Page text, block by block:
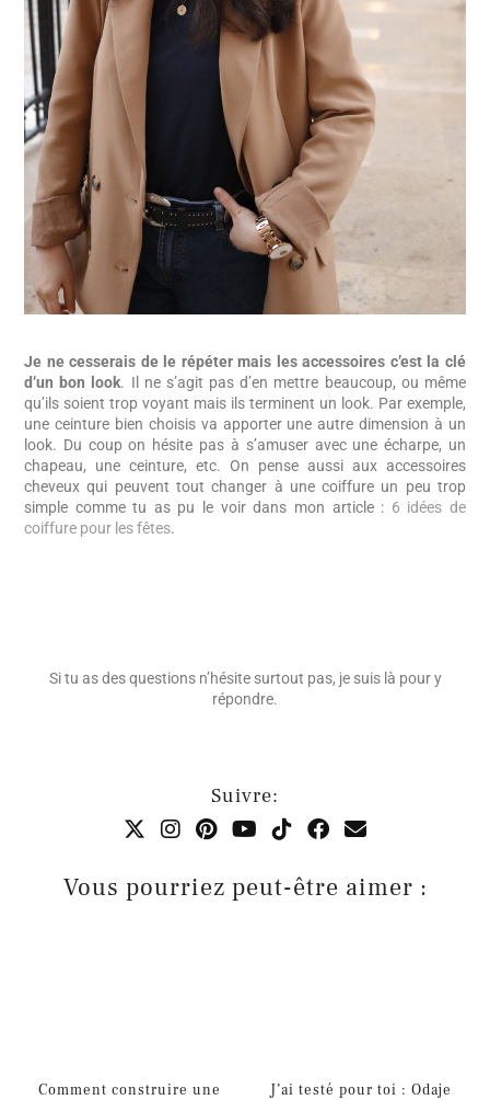
Je ne cesserais de le répéter mais les accessoires c’est la clé
d’un bon look. Il ne s’agit pas d’en mettre beaucoup, ou même
qu’ils soient trop voyant mais ils terminent un look. Par exemple,
une ceinture bien choisis va apporter une autre dimension à un
look. Du coup on hésite pas à s’amuser avec une écharpe, un
chapeau, une ceinture, etc. On pense aussi aux accessoires
cheveux qui peuvent tout changer à une coiffure un peu trop
simple comme tu as pu le voir dans mon article : 6 idées de
coiffure pour les fêtes.
Si tu as des questions n’hésite surtout pas, je suis là pour y
répondre.
Suivre:
Vous pourriez peut-être aimer :
Comment construire une
J’ai testé pour toi : Odaje